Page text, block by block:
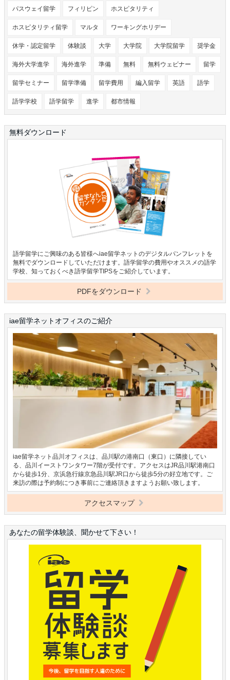
パスウェイ留学 フィリピン ホスピタリティ
ホスピタリティ留学 マルタ ワーキングホリデー
休学・認定留学 体験談 大学 大学院 大学院留学 奨学金
海外大学進学 海外進学 準備 無料 無料ウェビナー 留学
留学セミナー 留学準備 留学費用 編入留学 英語 語学
語学学校 語学留学 進学 都市情報
無料ダウンロード
語学留学にご興味のある皆様へiae留学ネットのデジタルパンフレットを
無料でダウンロードしていただけます。語学留学の費用やオススメの語学
学校、知っておくべき語学留学TIPSをご紹介しています。
PDFをダウンロード
iae留学ネットオフィスのご紹介
iae留学ネット品川オフィスは、品川駅の港南口（東口）に隣接してい
る、品川イーストワンタワー7階が受付です。アクセスはJR品川駅港南口
から徒歩1分、京浜急行線京急品川駅JR口から徒歩5分の好立地です。ご
来訪の際は予約制につき事前にご連絡頂きますようお願い致します。
アクセスマップ
あなたの留学体験談、聞かせて下さい！